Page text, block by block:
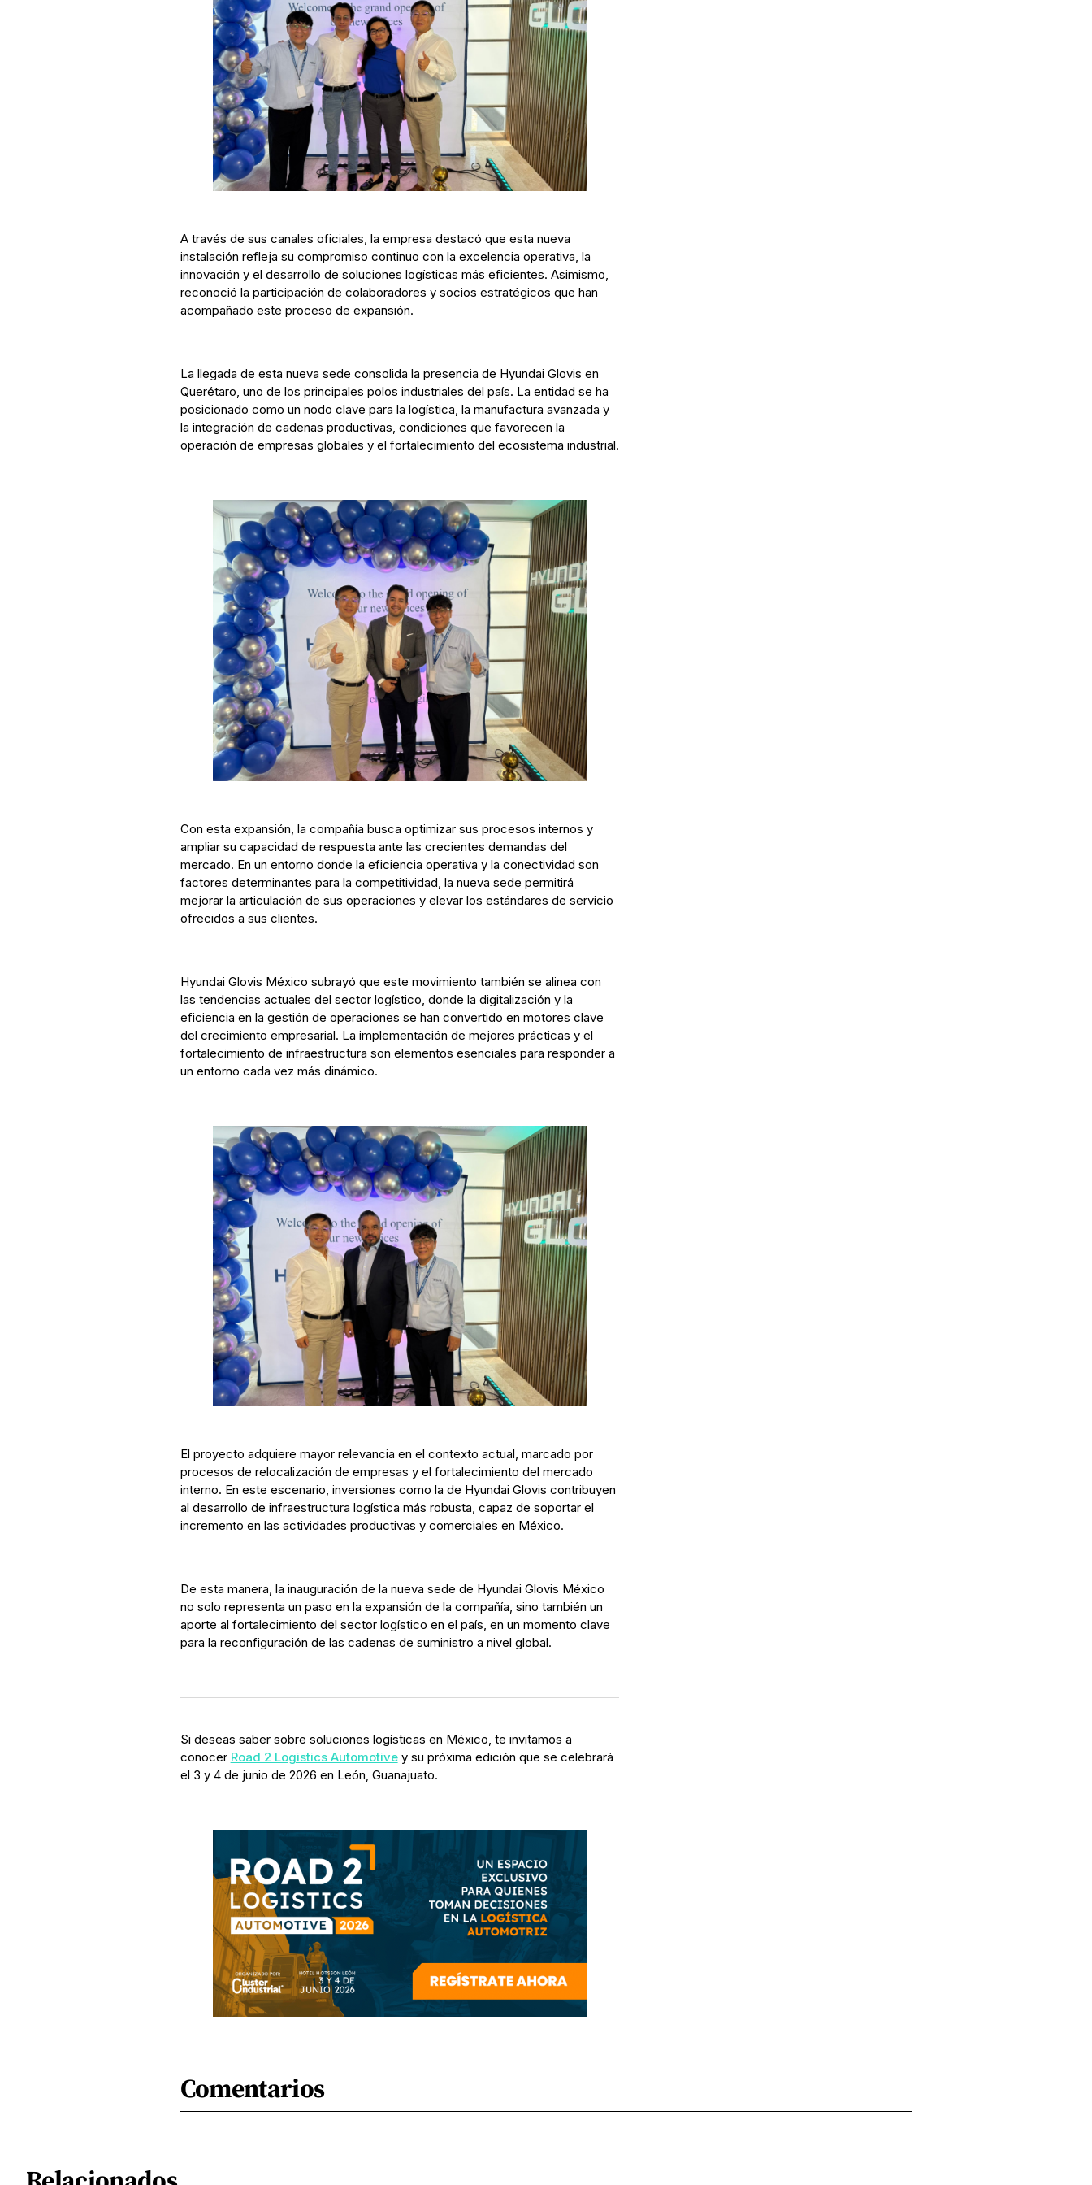
A través de sus canales oficiales, la empresa destacó que esta nueva
instalación refleja su compromiso continuo con la excelencia operativa, la
innovación y el desarrollo de soluciones logísticas más eficientes. Asimismo,
reconoció la participación de colaboradores y socios estratégicos que han
acompañado este proceso de expansión.
La llegada de esta nueva sede consolida la presencia de Hyundai Glovis en
Querétaro, uno de los principales polos industriales del país. La entidad se ha
posicionado como un nodo clave para la logística, la manufactura avanzada y
la integración de cadenas productivas, condiciones que favorecen la
operación de empresas globales y el fortalecimiento del ecosistema industrial.
Con esta expansión, la compañía busca optimizar sus procesos internos y
ampliar su capacidad de respuesta ante las crecientes demandas del
mercado. En un entorno donde la eficiencia operativa y la conectividad son
factores determinantes para la competitividad, la nueva sede permitirá
mejorar la articulación de sus operaciones y elevar los estándares de servicio
ofrecidos a sus clientes.
Hyundai Glovis México subrayó que este movimiento también se alinea con
las tendencias actuales del sector logístico, donde la digitalización y la
eficiencia en la gestión de operaciones se han convertido en motores clave
del crecimiento empresarial. La implementación de mejores prácticas y el
fortalecimiento de infraestructura son elementos esenciales para responder a
un entorno cada vez más dinámico.
El proyecto adquiere mayor relevancia en el contexto actual, marcado por
procesos de relocalización de empresas y el fortalecimiento del mercado
interno. En este escenario, inversiones como la de Hyundai Glovis contribuyen
al desarrollo de infraestructura logística más robusta, capaz de soportar el
incremento en las actividades productivas y comerciales en México.
De esta manera, la inauguración de la nueva sede de Hyundai Glovis México
no solo representa un paso en la expansión de la compañía, sino también un
aporte al fortalecimiento del sector logístico en el país, en un momento clave
para la reconfiguración de las cadenas de suministro a nivel global.
Si deseas saber sobre soluciones logísticas en México, te invitamos a
conocer Road 2 Logistics Automotivey su próxima edición que se celebrará
el 3 y 4 de junio de 2026 en León, Guanajuato.
Comentarios